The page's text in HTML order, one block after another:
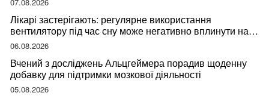
07.08.2026
Лікарі застерігають: регулярне використання
вентилятору під час сну може негативно вплинути на
ваше здоров’я
06.08.2026
Вчений з досліджень Альцгеймера порадив щоденну
добавку для підтримки мозкової діяльності
05.08.2026